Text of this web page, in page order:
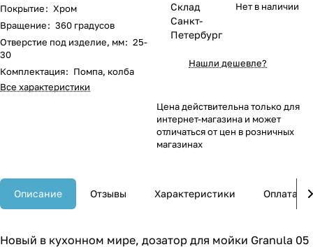
Покрытие: Хром
Вращение: 360 градусов
Отверстие под изделие, мм: 25-
30
Комплектация: Помпа, колба
Все характеристики
Склад
Санкт-
Петербург
Нет в наличии
Нашли дешевле?
Цена действительна только для
интернет-магазина и может
отличаться от цен в розничных
магазинах
Описание Отзывы Характеристики Оплата
Новый в кухонном мире, дозатор для мойки Granula 05